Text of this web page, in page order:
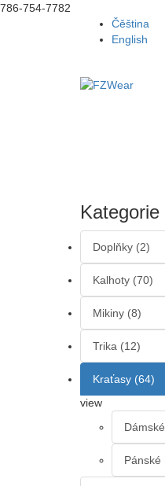
786-754-7782
Čěština
English
Kategorie
Doplňky (2)
Kalhoty (70)
Mikiny (8)
Trika (12)
Kraťasy (64)
view
Pánské